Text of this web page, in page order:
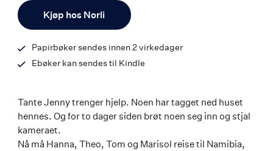
Kjøp hos Norli
9788203378522
Papirbøker sendes innen 2 virkedager
Ebøker kan sendes til Kindle
Tante Jenny trenger hjelp. Noen har tagget ned huset
hennes. Og for to dager siden brøt noen seg inn og stjal
kameraet.
Nå må Hanna, Theo, Tom og Marisol reise til Namibia,